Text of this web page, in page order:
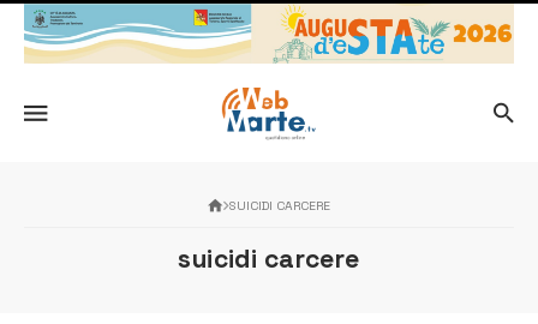
SUICIDI CARCERE
suicidi carcere